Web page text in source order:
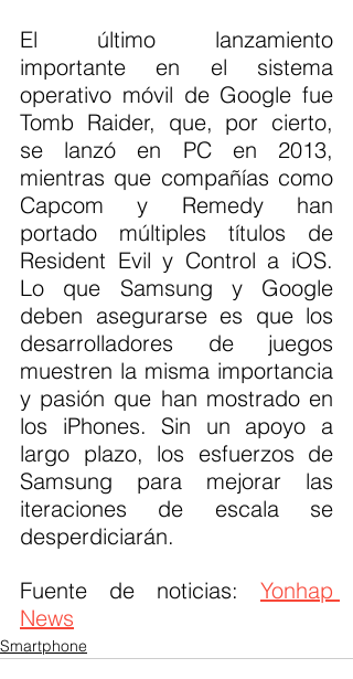
El último lanzamiento
importante en el sistema
operativo móvil de Google fue
Tomb Raider, que, por cierto,
se lanzó en PC en 2013,
mientras que compañías como
Capcom y Remedy han
portado múltiples títulos de
Resident Evil y Control a iOS.
Lo que Samsung y Google
deben asegurarse es que los
desarrolladores de juegos
muestren la misma importancia
y pasión que han mostrado en
los iPhones. Sin un apoyo a
largo plazo, los esfuerzos de
Samsung para mejorar las
iteraciones de escala se
desperdiciarán.
Fuente de noticias: Yonhap
News
Smartphone